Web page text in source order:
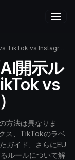
Instagram（2026年）
開示ル
vs
方法は異なりま
ス、TikTokのラベ
ガイド、さらにEU
ルールについて解